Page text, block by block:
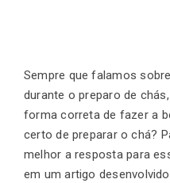
Sempre que falamos
durante o preparo de chás
forma correta de fazer a
certo de preparar o chá?
melhor a resposta para
em um artigo